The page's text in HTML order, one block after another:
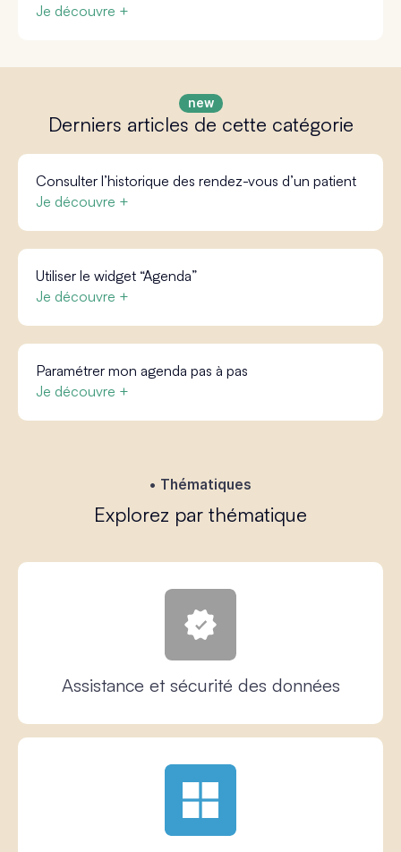
Je découvre +
Derniers articles de cette catégorie
Consulter l’historique des rendez-vous d’un patient
Je découvre +
Utiliser le widget “Agenda”
Je découvre +
Paramétrer mon agenda pas à pas
Je découvre +
Thématiques
Explorez par thématique
Assistance et sécurité des données